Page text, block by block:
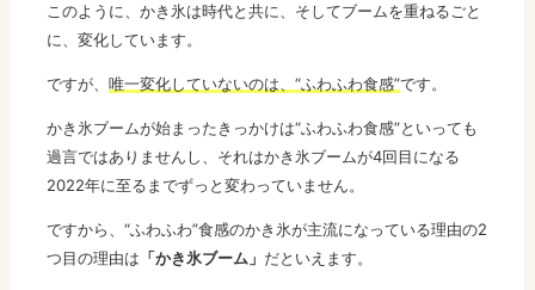
このように、かき氷は時代と共に、そしてブームを重ねるごと
に、変化しています。
ですが、 唯一変化していないのは、“ふわふわ食感”です。
かき氷ブームが始まったきっかけは“ふわふわ食感”といっても
過言ではありませんし、それはかき氷ブームが4回目になる
2022年に至るまでずっと変わっていません。
ですから、“ふわふわ”食感のかき氷が主流になっている理由の2
つ目の理由は 「かき氷ブーム」 だといえます。